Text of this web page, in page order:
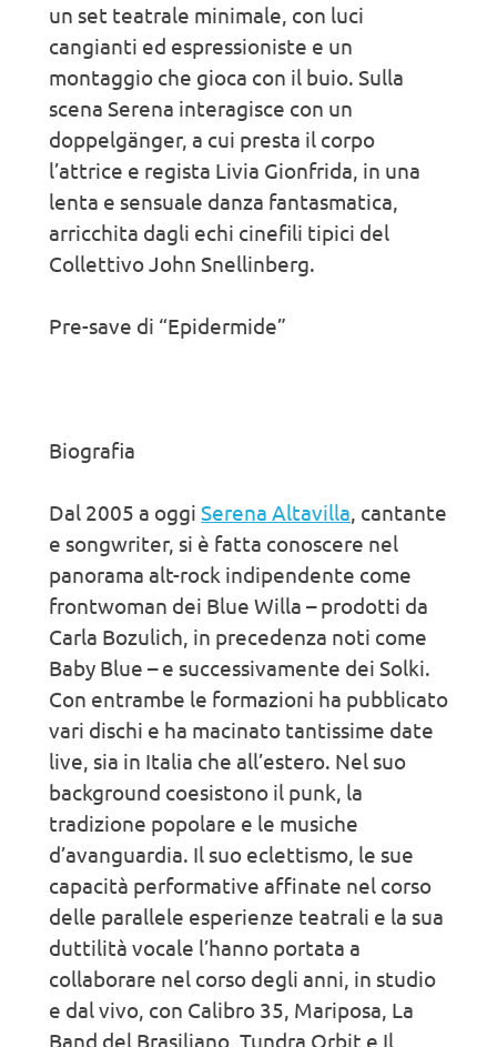
un set teatrale minimale, con luci
cangianti ed espressioniste e un
montaggio che gioca con il buio. Sulla
scena Serena interagisce con un
doppelgänger, a cui presta il corpo
l’attrice e regista Livia Gionfrida, in una
lenta e sensuale danza fantasmatica,
arricchita dagli echi cinefili tipici del
Collettivo John Snellinberg.
Pre-save di “Epidermide”
Biografia
Dal 2005 a oggi Serena Altavilla, cantante
e songwriter, si è fatta conoscere nel
panorama alt-rock indipendente come
frontwoman dei Blue Willa – prodotti da
Carla Bozulich, in precedenza noti come
Baby Blue – e successivamente dei Solki.
Con entrambe le formazioni ha pubblicato
vari dischi e ha macinato tantissime date
live, sia in Italia che all’estero. Nel suo
background coesistono il punk, la
tradizione popolare e le musiche
d’avanguardia. Il suo eclettismo, le sue
capacità performative affinate nel corso
delle parallele esperienze teatrali e la sua
duttilità vocale l’hanno portata a
collaborare nel corso degli anni, in studio
e dal vivo, con Calibro 35, Mariposa, La
Band del Brasiliano, Tundra Orbit e Il